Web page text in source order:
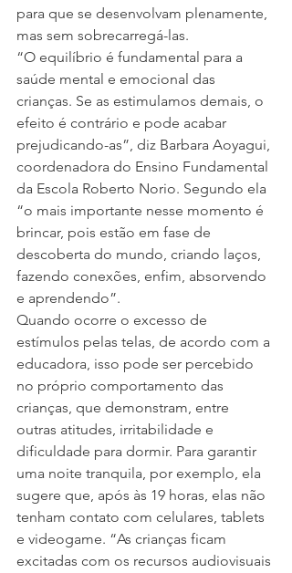
para que se desenvolvam plenamente,
mas sem sobrecarregá-las.
“O equilíbrio é fundamental para a
saúde mental e emocional das
crianças. Se as estimulamos demais, o
efeito é contrário e pode acabar
prejudicando-as”, diz Barbara Aoyagui,
coordenadora do Ensino Fundamental
da Escola Roberto Norio. Segundo ela
“o mais importante nesse momento é
brincar, pois estão em fase de
descoberta do mundo, criando laços,
fazendo conexões, enfim, absorvendo
e aprendendo”.
Quando ocorre o excesso de
estímulos pelas telas, de acordo com a
educadora, isso pode ser percebido
no próprio comportamento das
crianças, que demonstram, entre
outras atitudes, irritabilidade e
dificuldade para dormir. Para garantir
uma noite tranquila, por exemplo, ela
sugere que, após às 19 horas, elas não
tenham contato com celulares, tablets
e videogame. “As crianças ficam
excitadas com os recursos audiovisuais